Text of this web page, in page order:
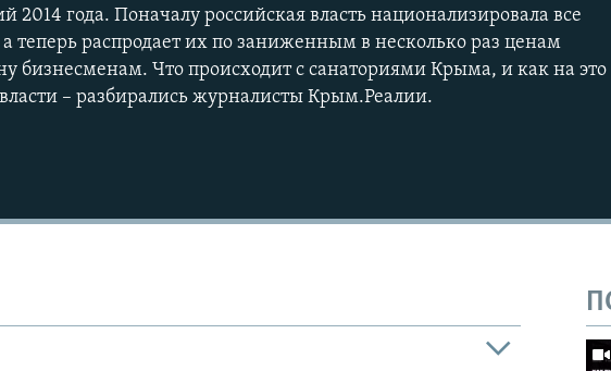
2014 года. Поначалу российская власть национализировала все
теперь распродает их по заниженным в несколько раз ценам
бизнесменам. Что происходит с санаториями Крыма, и как на это
– разбирались журналисты Крым.Реалии.